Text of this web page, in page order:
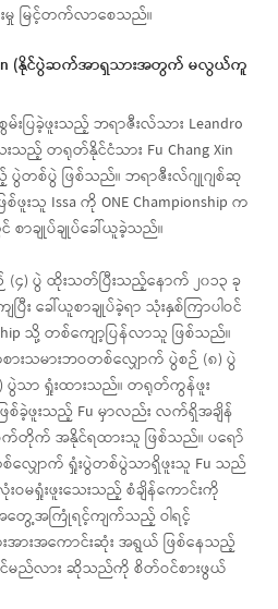
မြင့်တက်လာစေသည်။
Xin (နိုင်ပွဲဆက်အာရှသားအတွက် မလွယ်ကူ
းပြခဲ့ဖူးသည့် ဘရာဇီးလ်သား Leandro
းသည့် တရုတ်နိုင်ငံသား Fu Chang Xin
တစ်ပွဲ ဖြစ်သည်။ ဘရာဇီးလ်ဂျုဂျစ်ဆု
ဖူးသူ Issa ကို ONE Championship က
စာချုပ်ချုပ်ခေါ်ယူခဲ့သည်။
ဉ် (၄) ပွဲ ထိုးသတ်ပြီးသည့်နောက် ၂၀၁၃ ခု
ြီး ခေါ်ယူစာချုပ်ခဲ့ရာ သုံးနှစ်ကြာပါဝင်
သို့ တစ်ကျော့ပြန်လာသူ ဖြစ်သည်။
စားသမားဘဝတစ်လျှောက် ပွဲစဉ် (၈) ပွဲ
) ပွဲသာ ရှုံးထားသည်။ တရုတ်ကွန်ဖူး
ြစ်ခဲ့ဖူးသည့် Fu မှာလည်း လက်ရှိအချိန်
တိုက် အနိုင်ရထားသူ ဖြစ်သည်။ ပရော်
ျှောက် ရှုံးပွဲတစ်ပွဲသာရှိဖူးသူ Fu သည်
းဝမရှုံးဖူးသေးသည့် စံချိန်ကောင်းကို
တွေ့အကြုံရင့်ကျက်သည့် ဝါရင့်
းအားအကောင်းဆုံး အရွယ် ဖြစ်နေသည့်
မည်လား ဆိုသည်ကို စိတ်ဝင်စားဖွယ်